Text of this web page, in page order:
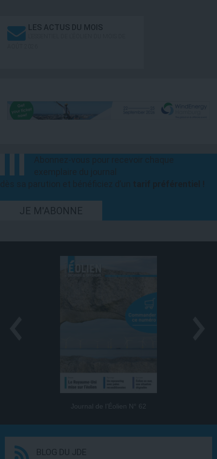
LES ACTUS DU MOIS
JE M'ABONNE
Journal de l’Éolien N° 62
BLOG DU JDE